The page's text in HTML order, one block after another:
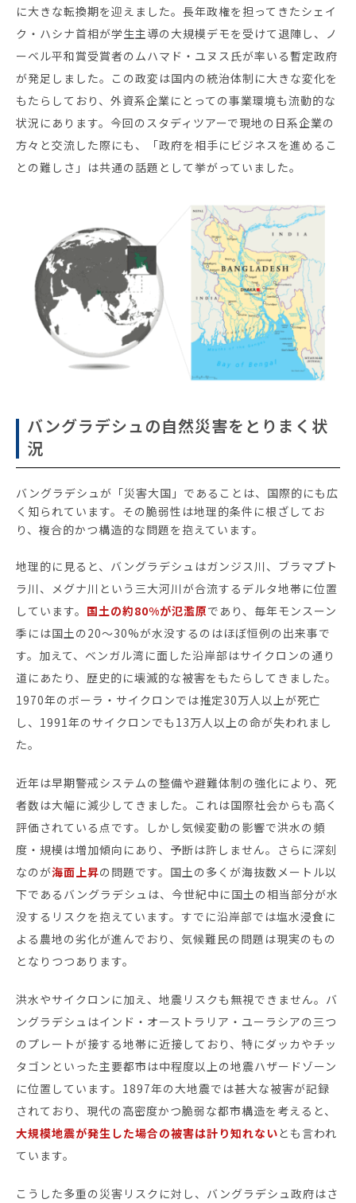
に大きな転換期を迎えました。長年政権を担ってきたシェイ
ク・ハシナ首相が学生主導の大規模デモを受けて退陣し、ノ
ーベル平和賞受賞者のムハマド・ユヌス氏が率いる暫定政府
が発足しました。この政変は国内の統治体制に大きな変化を
もたらしており、外資系企業にとっての事業環境も流動的な
状況にあります。今回のスタディツアーで現地の日系企業の
方々と交流した際にも、「政府を相手にビジネスを進めるこ
との難しさ」は共通の話題として挙がっていました。
バングラデシュの自然災害をとりまく状
況
バングラデシュが「災害大国」であることは、国際的にも広
く知られています。その脆弱性は地理的条件に根ざしてお
り、複合的かつ構造的な問題を抱えています。
地理的に見ると、バングラデシュはガンジス川、ブラマプト
ラ川、メグナ川という三大河川が合流するデルタ地帯に位置
しています。 国土の約80%が氾濫原であり、毎年モンスーン
季には国土の20〜30%が水没するのはほぼ恒例の出来事で
す。加えて、ベンガル湾に面した沿岸部はサイクロンの通り
道にあたり、歴史的に壊滅的な被害をもたらしてきました。
1970年のボーラ・サイクロンでは推定30万人以上が死亡
し、1991年のサイクロンでも13万人以上の命が失われまし
た。
近年は早期警戒システムの整備や避難体制の強化により、死
者数は大幅に減少してきました。これは国際社会からも高く
評価されている点です。しかし気候変動の影響で洪水の頻
度・規模は増加傾向にあり、予断は許しません。さらに深刻
なのが海面上昇の問題です。国土の多くが海抜数メートル以
下であるバングラデシュは、今世紀中に国土の相当部分が水
没するリスクを抱えています。すでに沿岸部では塩水浸食に
よる農地の劣化が進んでおり、気候難民の問題は現実のもの
となりつつあります。
洪水やサイクロンに加え、地震リスクも無視できません。バ
ングラデシュはインド・オーストラリア・ユーラシアの三つ
のプレートが接する地帯に近接しており、特にダッカやチッ
タゴンといった主要都市は中程度以上の地震ハザードゾーン
に位置しています。1897年の大地震では甚大な被害が記録
されており、現代の高密度かつ脆弱な都市構造を考えると、
大規模地震が発生した場合の被害は計り知れない とも言われ
ています。
こうした多重の災害リスクに対し、バングラデシュ政府はさ